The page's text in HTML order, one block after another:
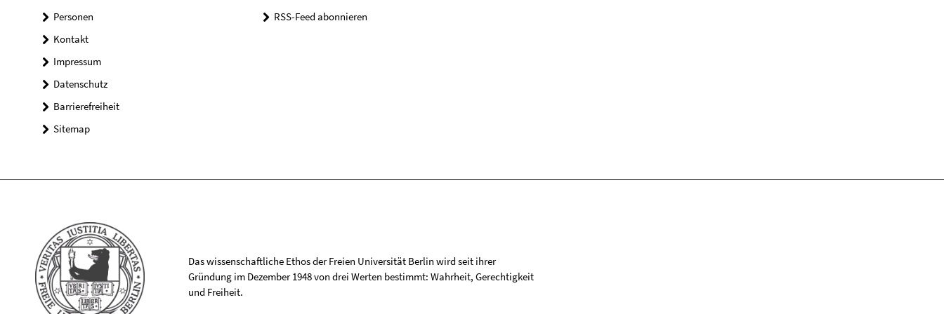
Personen
Kontakt
Impressum
Datenschutz
Barrierefreiheit
Sitemap
RSS-Feed abonnieren
Das wissenschaftliche Ethos der Freien Universität Berlin wird seit ihrer
Gründung im Dezember 1948 von drei Werten bestimmt: Wahrheit, Gerechtigkeit
und Freiheit.